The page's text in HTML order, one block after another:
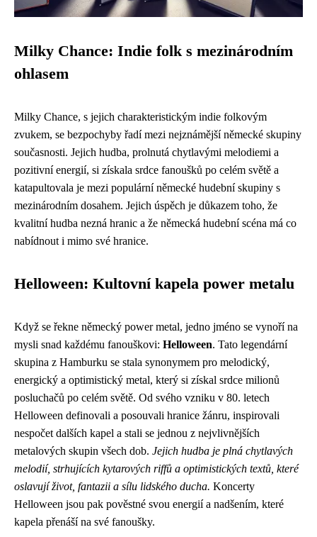
Milky Chance: Indie folk s mezinárodním
ohlasem
Milky Chance, s jejich charakteristickým indie folkovým
zvukem, se bezpochyby řadí mezi nejznámější německé skupiny
současnosti. Jejich hudba, prolnutá chytlavými melodiemi a
pozitivní energií, si získala srdce fanoušků po celém světě a
katapultovala je mezi populární německé hudební skupiny s
mezinárodním dosahem. Jejich úspěch je důkazem toho, že
kvalitní hudba nezná hranic a že německá hudební scéna má co
nabídnout i mimo své hranice.
Helloween: Kultovní kapela power metalu
Když se řekne německý power metal, jedno jméno se vynoří na
mysli snad každému fanouškovi: Helloween. Tato legendární
skupina z Hamburku se stala synonymem pro melodický,
energický a optimistický metal, který si získal srdce milionů
posluchačů po celém světě. Od svého vzniku v 80. letech
Helloween definovali a posouvali hranice žánru, inspirovali
nespočet dalších kapel a stali se jednou z nejvlivnějších
metalových skupin všech dob. Jejich hudba je plná chytlavých
melodií, strhujících kytarových riffů a optimistických textů, které
oslavují život, fantazii a sílu lidského ducha. Koncerty
Helloween jsou pak pověstné svou energií a nadšením, které
kapela přenáší na své fanoušky.